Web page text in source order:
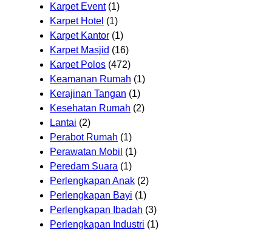
Karpet Event(1)
Karpet Hotel (1)
Karpet Kantor (1)
Karpet Masjid (16)
Karpet Polos (472)
Keamanan Rumah (1)
Kerajinan Tangan (1)
Kesehatan Rumah (2)
Lantai (2)
Perabot Rumah (1)
Perawatan Mobil (1)
Peredam Suara (1)
Perlengkapan Anak (2)
Perlengkapan Bayi (1)
Perlengkapan Ibadah (3)
Perlengkapan Industri (1)